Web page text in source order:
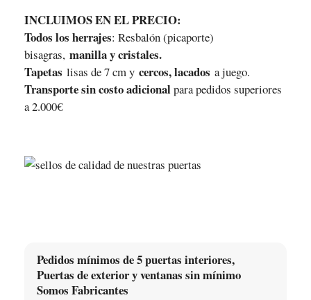
INCLUIMOS EN EL PRECIO:
Todos los herrajes: Resbalón (picaporte)
bisagras, manilla y cristales.
Tapetas lisas de 7 cm y cercos, lacados a juego.
Transporte sin costo adicionalpara pedidos superiores
a 2.000€
Pedidos mínimos de 5 puertas interiores,
Puertas de exterior y ventanas sin mínimo
Somos Fabricantes